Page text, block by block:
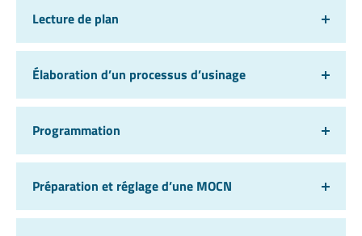
Lecture de plan
Élaboration d’un processus d’usinage
Programmation
Préparation et réglage d’une MOCN